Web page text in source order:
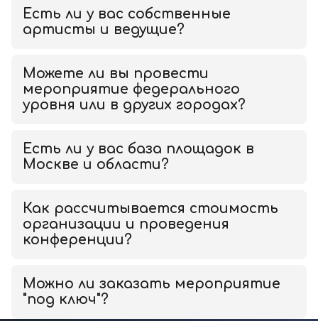
Есть ли у вас собственные
артисты и ведущие?
Можете ли вы провести
мероприятие федерального
уровня или в других городах?
Есть ли у вас база площадок в
Москве и области?
Как рассчитывается стоимость
организации и проведения
конференции?
Можно ли заказать мероприятие
"под ключ"?